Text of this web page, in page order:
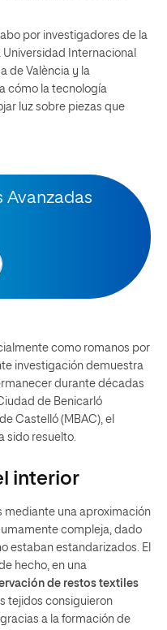
por investigadores de la
Internacional
de València y la
cómo la tecnología
luz sobre piezas que
Avanzadas
como romanos por
investigación demuestra
durante décadas
de Benicarló
Castelló (MBAC), el
sido resuelto.
interior
mediante una aproximación
compleja, dado
estaban estandarizados. El
hecho, en una
de restos textiles
tejidos consiguieron
a la formación de